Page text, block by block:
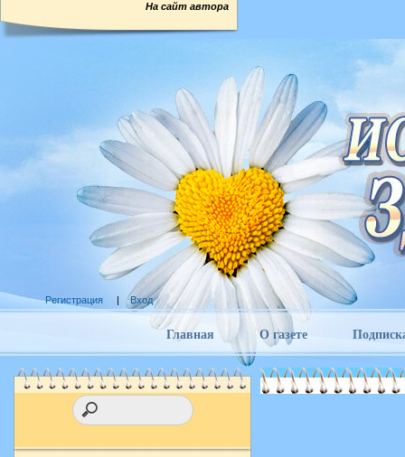
На сайт автора
Регистрация |Вход
Главная О газете